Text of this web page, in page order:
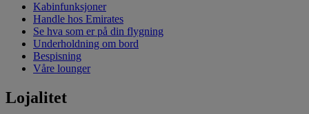
Kabinfunksjoner
Handle hos Emirates
Se hva som er på din flygning
Underholdning om bord
Bespisning
Våre lounger
Lojalitet